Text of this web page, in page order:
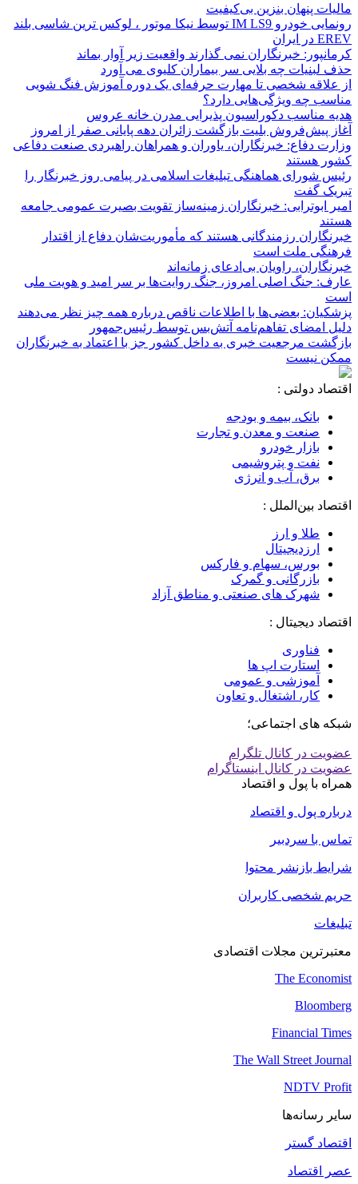
مالیات پنهان بنزین بی‌کیفیت
رونمایی خودرو IM LS9 توسط نیکا موتور ، لوکس ترین شاسی بلند
EREV در ایران
کرمانپور: خبرنگاران نمی گذارند واقعیت زیر آوار بماند
حذف لبنیات چه بلایی سر بیماران کلیوی می آورد
از علاقه شخصی تا مهارت حرفه‌ای یک دوره آموزش فنگ شویی
مناسب چه ویژگی‌هایی دارد؟
هدیه مناسب دکوراسیون پذیرایی مدرن خانه عروس
آغاز پیش‌فروش بلیت بازگشت زائران دهه پایانی صفر از امروز
وزارت دفاع: خبرنگاران، یاوران و همراهان راهبردی صنعت دفاعی
کشور هستند
رئیس شورای هماهنگی تبلیغات اسلامی در پیامی روز خبرنگار را
تبریک گفت
امیر ابوترابی: خبرنگاران زمینه‌ساز تقویت بصیرت عمومی جامعه
هستند
خبرنگاران رزمندگانی هستند که مأموریت‌شان دفاع از اقتدار
فرهنگی ملت است
خبرنگاران، راویان بی‌ادعای زمانه‌اند
عارف: جنگ اصلی امروز، جنگ روایت‌ها بر سر امید و هویت ملی
است
پزشکیان: بعضی‌ها با اطلاعات ناقص درباره همه چیز نظر می‌دهند
دلیل امضای تفاهم‌نامه آتش‌بس توسط رئیس‌جمهور
بازگشت مرجعیت خبری به داخل کشور جز با اعتماد به خبرنگاران
ممکن نیست
اقتصاد دولتی :
بانک، بیمه و بودجه
صنعت و معدن و تجارت
بازار خودرو
نفت و پتروشیمی
برق، آب و انرژی
اقتصاد بین‌الملل :
طلا و ارز
ارزدیجیتال
بورس، سهام و فارکس
بازرگانی و گمرک
شهرک های صنعتی و مناطق آزاد
اقتصاد دیجیتال :
فناوری
استارت اپ ها
آموزشی و عمومی
کار، اشتغال و تعاون
شبکه های اجتماعی؛
عضویت در کانال تلگرام
عضویت در کانال اینستاگرام
همراه با پول و اقتصاد
درباره پول و اقتصاد
تماس با سردبیر
شرایط بازنشر محتوا
حریم شخصی کاربران
تبلیغات
معتبرترین مجلات اقتصادی
The Economist
Bloomberg
Financial Times
The Wall Street Journal
NDTV Profit
سایر رسانه‌ها
اقتصاد گستر
عصر اقتصاد